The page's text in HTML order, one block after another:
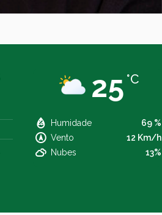
25 °C
Humidade
69 %
Vento
12 Km/h
Nubes
13%